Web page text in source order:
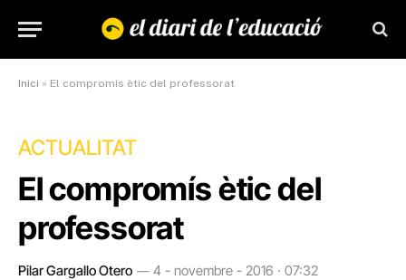
Inici » El compromís ètic del professorat
ACTUALITAT
El compromís ètic del
professorat
Pilar Gargallo Otero
4 - novembre - 2016 · 07:32